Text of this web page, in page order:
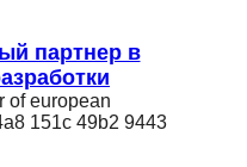
партнер в